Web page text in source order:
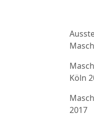
Köln
2017